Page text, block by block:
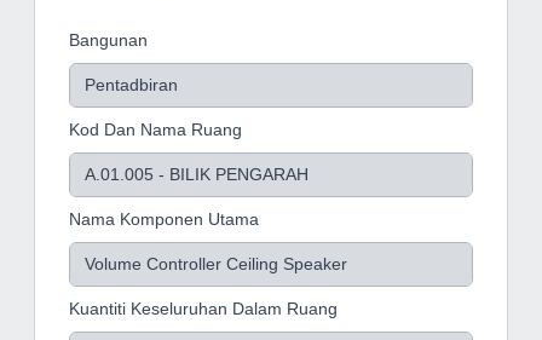
Bangunan
Kod Dan Nama Ruang
Nama Komponen Utama
Kuantiti Keseluruhan Dalam Ruang